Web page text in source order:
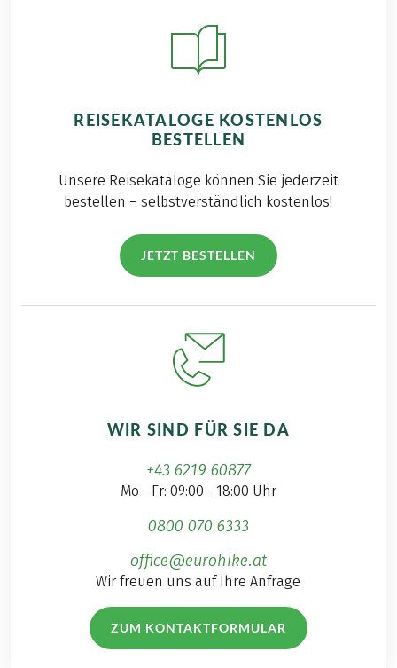
REISEKATALOGE KOSTENLOS
BESTELLEN
Unsere Reisekataloge können Sie jederzeit
bestellen – selbstverständlich kostenlos!
JETZT BESTELLEN
WIR SIND FÜR SIE DA
+43 6219 60877
Mo - Fr: 09:00 - 18:00 Uhr
0800 070 6333
office@eurohike.at
Wir freuen uns auf Ihre Anfrage
ZUM KONTAKTFORMULAR